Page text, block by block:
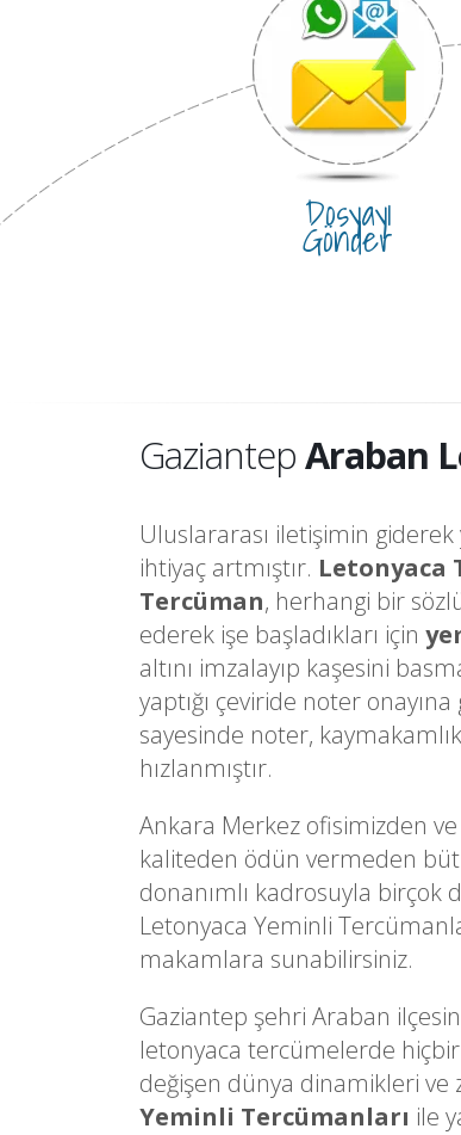
Dosyayı
Gönder
GaziantepAraban
Uluslararası iletişimin giderek
ihtiyaç artmıştır. Letonyaca
Tercüman, herhangi bir
ederek işe başladıkları için
altını imzalayıp kaşesini
yaptığı çeviride noter
sayesinde noter,
hızlanmıştır.
Ankara Merkez ofisimizden
kaliteden ödün vermeden
donanımlı kadrosuyla birçok
Letonyaca Yeminli
makamlara sunabilirsiniz.
Gaziantep şehri Araban
letonyaca tercümelerde
değişen dünya dinamikleri ve
Yeminli Tercümanları ile